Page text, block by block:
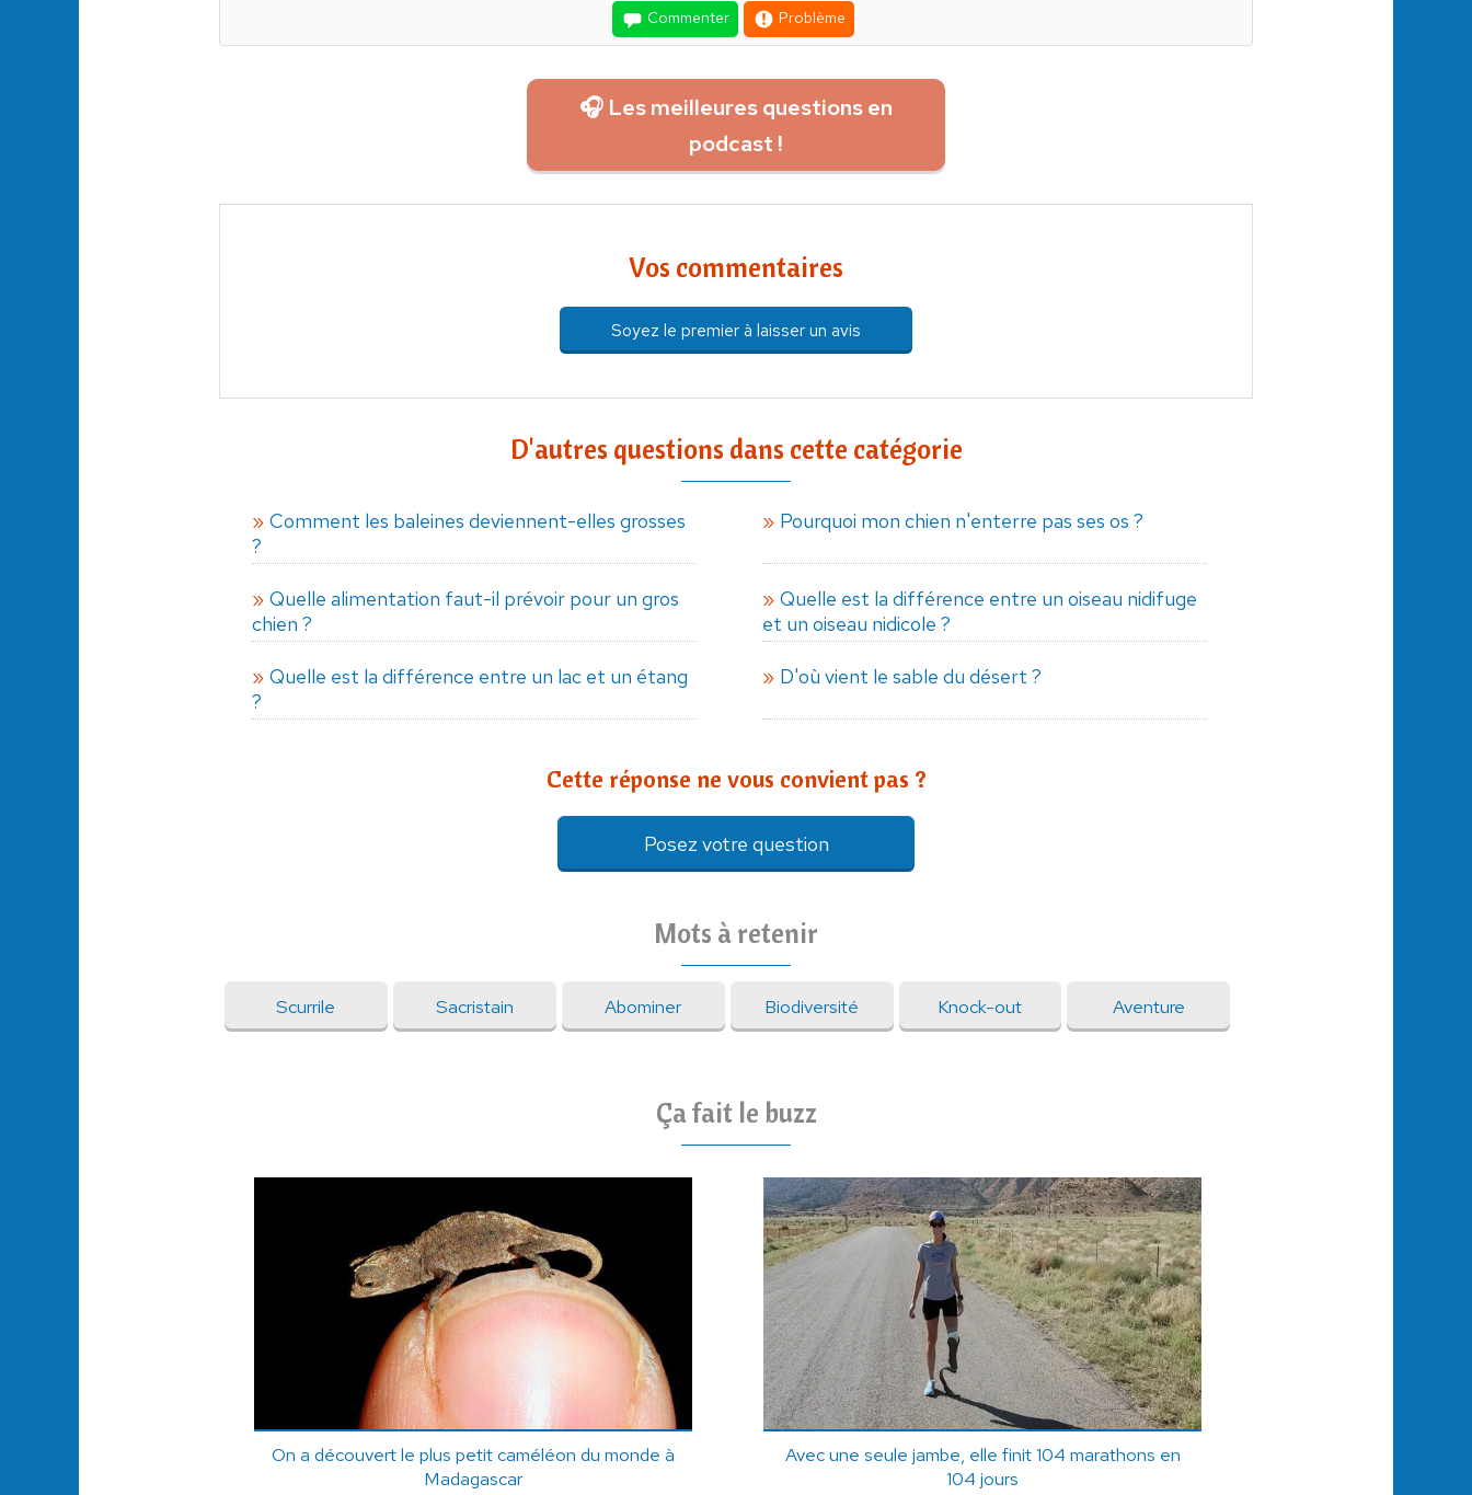
Commenter Problème
🎧 Les meilleures questions en
podcast !
Vos commentaires
Soyez le premier à laisser un avis
D'autres questions dans cette catégorie
Comment les baleines deviennent-elles grosses
?
Pourquoi mon chien n'enterre pas ses os ?
Quelle alimentation faut-il prévoir pour un gros
chien ?
Quelle est la différence entre un oiseau nidifuge
et un oiseau nidicole ?
Quelle est la différence entre un lac et un étang
?
D'où vient le sable du désert ?
Cette réponse ne vous convient pas ?
Posez votre question
Mots à retenir
Scurrile Sacristain Abominer Biodiversité Knock-out Aventure
Ça fait le buzz
On a découvert le plus petit caméléon du monde à
Madagascar
Avec une seule jambe, elle finit 104 marathons en
104 jours